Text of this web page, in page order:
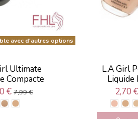
avec d'autres options
Ultimate
Compacte
€7,99 €
L.A Girl
Liquide
2,70